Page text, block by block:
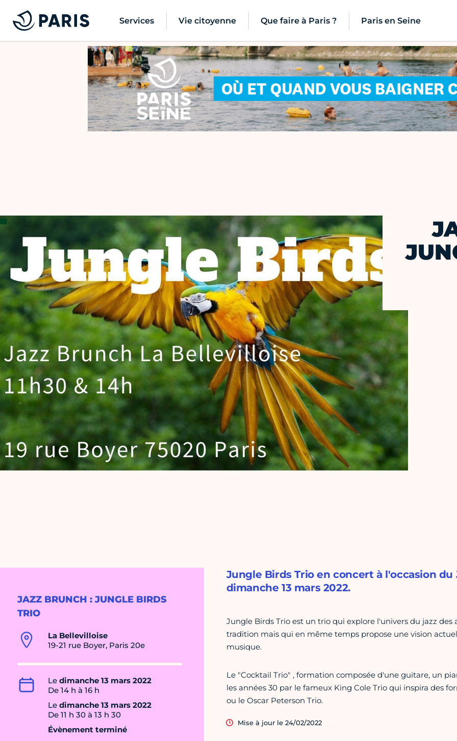
Services Vie citoyenne Que faire à Paris ? Paris en Seine
JAZZ BRUNCH : JUNGLE BIRDS
TRIO
La Bellevilloise
19-21 rue Boyer, Paris 20e
Le dimanche 13 mars 2022
De 14 h à 16 h
Le dimanche 13 mars 2022
De 11 h 30 à 13 h 30
Évènement terminé
Jungle Birds Trio en concert à l'occasion
dimanche 13 mars 2022.
Jungle Birds Trio est un trio qui explore l'univers du jazz
tradition mais qui en même temps propose une vision
musique.
Le "Cocktail Trio" , formation composée d'une guitare, un
les années 30 par le fameux King Cole Trio qui inspira des
ou le Oscar Peterson Trio.
Mise à jour le 24/02/2022